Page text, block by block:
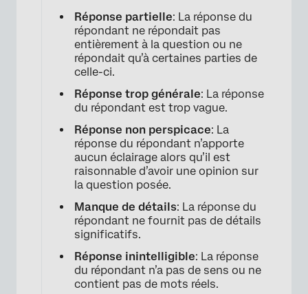
Réponse partielle: La réponse du
répondant ne répondait pas
entièrement à la question ou ne
répondait qu’à certaines parties de
celle-ci.
Réponse trop générale: La réponse
du répondant est trop vague.
Réponse non perspicace: La
réponse du répondant n’apporte
aucun éclairage alors qu’il est
raisonnable d’avoir une opinion sur
la question posée.
Manque de détails: La réponse du
répondant ne fournit pas de détails
significatifs.
Réponse inintelligible: La réponse
du répondant n’a pas de sens ou ne
contient pas de mots réels.